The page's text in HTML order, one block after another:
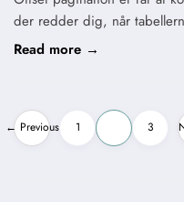
der redder dig, når
Read more →
Indlægsinddeling
← Previous 1 3